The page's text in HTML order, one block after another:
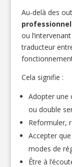
Au-delà des
ou
traducteur
Cela signifie :
Adopter une
ou double
Reformuler,
Accepter
modes de
Être à